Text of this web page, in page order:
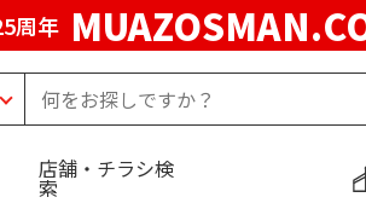
周年
店舗・チラシ検
索